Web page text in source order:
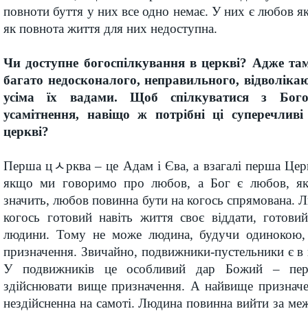
повноти буття у них все одно немає. У них є любов
як повнота життя для них недоступна.
Чи доступне богоспілкування в церкві? Адже
багато недосконалого, неправильного,
усіма їх вадами. Щоб спілкуватися з
усамітнення, навіщо ж потрібні ці
церкві?
Перша цﾵрква – це Адам і Єва, а взагалі перша
якщо ми говоримо про любов, а Бог є любов, як
значить, любов повинна бути на когось спрямована.
когось готовий навіть життя своє віддати,
людини. Тому не може людина, будучи одинокою,
призначення. Звичайно, подвижники-пустельники є в
У подвижників це особливий дар Божий –
здійснювати вище призначення. А найвище
нездійсненна на самоті. Людина повинна вийти за